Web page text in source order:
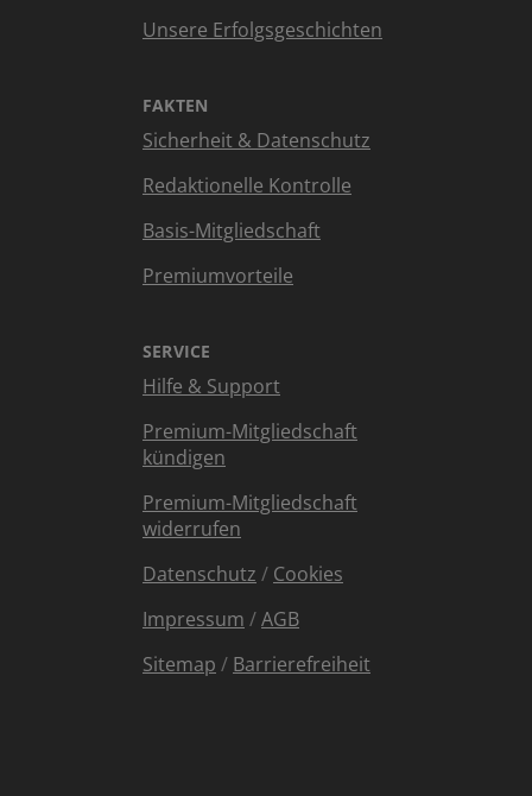
Unsere Erfolgsgeschichten
FAKTEN
Sicherheit & Datenschutz
Redaktionelle Kontrolle
Basis-Mitgliedschaft
Premiumvorteile
SERVICE
Hilfe & Support
Premium-Mitgliedschaft
kündigen
Premium-Mitgliedschaft
widerrufen
Datenschutz / Cookies
Impressum /AGB
Sitemap / Barrierefreiheit